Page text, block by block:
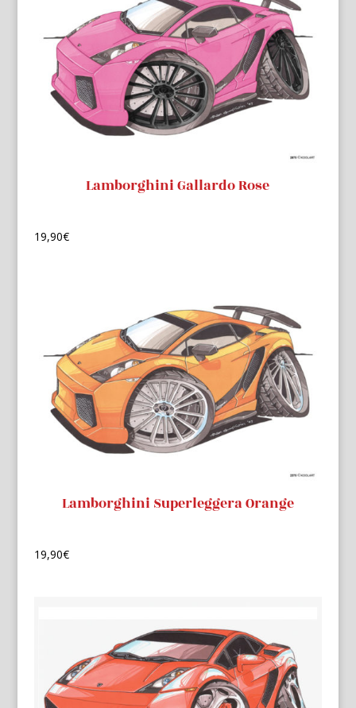
Lamborghini Gallardo Rose
19,90€
Lamborghini Superleggera Orange
19,90€